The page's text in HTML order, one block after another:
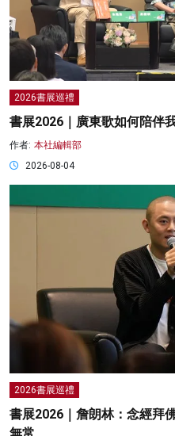
2026書展巡禮
書展2026｜廣東歌如何陪伴
作者: 本社編輯部
2026-08-04
2026書展巡禮
書展2026｜詹朗林：念經拜